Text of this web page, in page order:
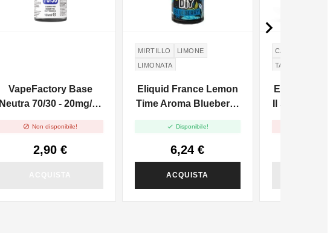
VapeFactory Base
Neutra 70/30 - 20mg/ml
 Non disponibile!
2,90 €
MIRTILLO
LIMONE
LIMONATA
Eliquid France Lemon
Time Aroma Blueberry
 Disponibile!
6,24 €
ACQUISTA
CARAMELLO
TABACCO
Il Santone
